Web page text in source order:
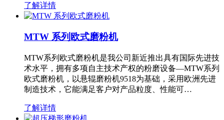
了解详情
MTW 系列欧式磨粉机
MTW系列欧式磨粉机是我公司新近推出具有国际先进技
术水平，拥有多项自主技术产权的粉磨设备—MTW系列
欧式磨粉机，以悬辊磨粉机9518为基础，采用欧洲先进
制造技术，它能满足客户对产品粒度、性能可…
了解详情